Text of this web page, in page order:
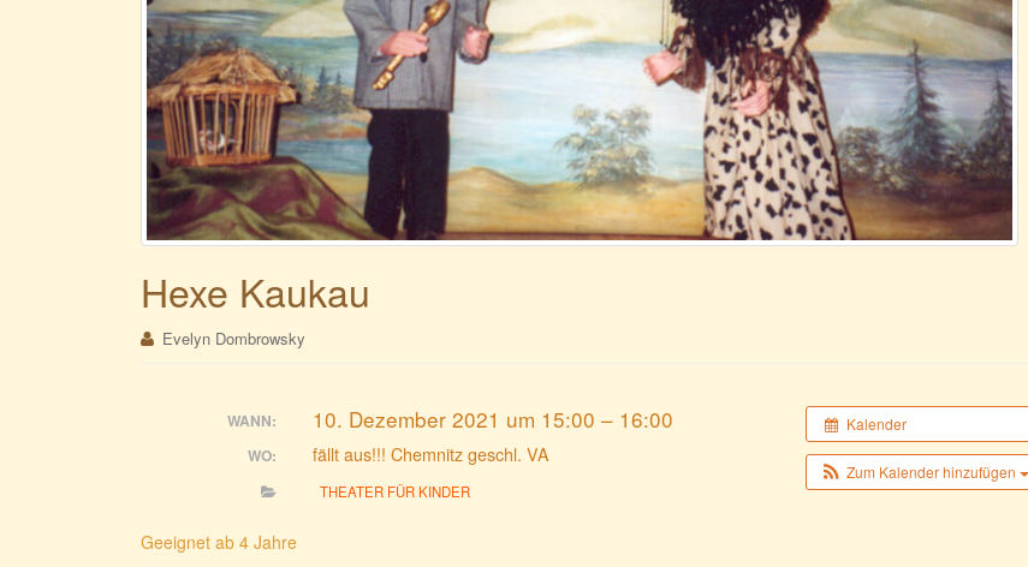
Hexe Kaukau
Evelyn Dombrowsky
Kalender
Zum Kalender hinzufügen
WANN: 10. Dezember 2021 um 15:00 – 16:00
WO: fällt aus!!! Chemnitz geschl. VA
THEATER FÜR KINDER
Geeignet ab 4 Jahre